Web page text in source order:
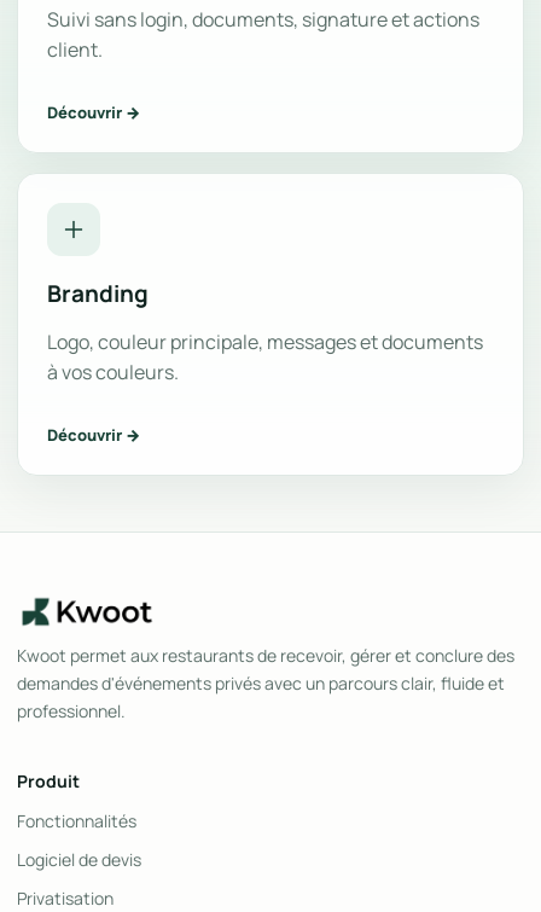
Suivi sans login, documents, signature et actions
client.
Découvrir →
Branding
Logo, couleur principale, messages et documents
à vos couleurs.
Découvrir →
Kwoot permet aux restaurants de recevoir, gérer et conclure des
demandes d'événements privés avec un parcours clair, fluide et
professionnel.
Produit
Fonctionnalités
Logiciel de devis
Privatisation